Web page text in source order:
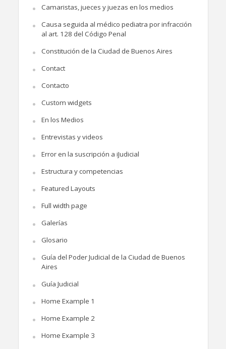
Camaristas, jueces y juezas en los medios
Causa seguida al médico pediatra por infracción
al art. 128 del Código Penal
Constitución de la Ciudad de Buenos Aires
Contact
Contacto
Custom widgets
En los Medios
Entrevistas y videos
Error en la suscripción a iJudicial
Estructura y competencias
Featured Layouts
Full width page
Galerías
Glosario
Guía del Poder Judicial de la Ciudad de Buenos
Aires
Guía Judicial
Home Example 1
Home Example 2
Home Example 3